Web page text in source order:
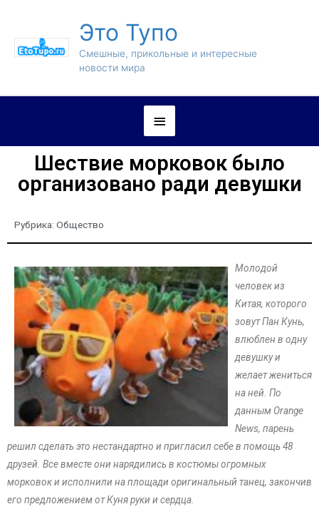
Это Тупо
Смешные, прикольные и интересные
новости мира
Шествие морковок было
организовано ради девушки
Рубрика: Общество
Молодой
человек из
Китая, которого
зовут Пан Кунь,
влюблен в одну
девушку и
желает жениться
на ней. По
данным Orange
News, парень
решил сделать это нестандартно и пригласил себе в помощь 48
друзей. Все вместе они нарядились в костюмы огромных
морковок и исполнили на площади оригинальный танец, закончив
его предложением от Куня руки и сердца.